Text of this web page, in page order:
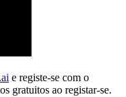
e registe-se com o
gratuitos ao registar-se.